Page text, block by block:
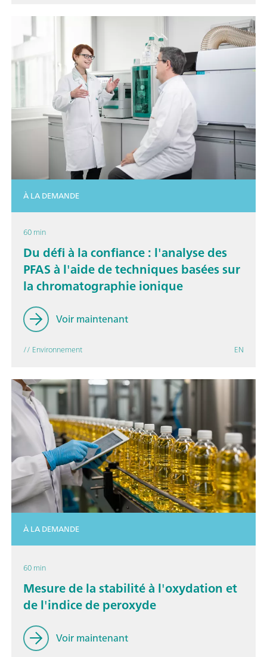
À LA DEMANDE
60 min
Du défi à la confiance : l'analyse des
PFAS à l'aide de techniques basées sur
la chromatographie ionique
Voir maintenant
// Environnement EN
À LA DEMANDE
60 min
Mesure de la stabilité à l'oxydation et
de l'indice de peroxyde
Voir maintenant